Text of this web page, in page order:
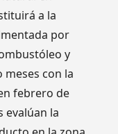
a la
por
y
con la
febrero de
evalúan la